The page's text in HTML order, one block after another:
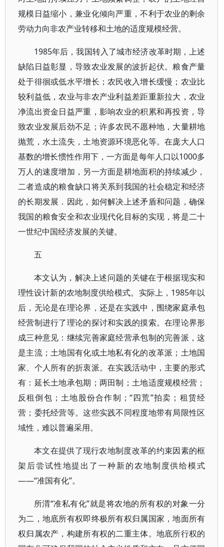
规模日益缩小，兼业化倾向严重，不利于农业的剩余
劳动力向非农产业转移和土地的适度规模经营。
1985年后，我国转入了城市经济改革时期，上述
缺陷日益彰显，导致农业发展的波折起伏。粮食产量
处于徘徊或低水平增长；农民收入增长缓慢；农业比
较利益低，农业与非农产业利益差距重新拉大，农业
净流出资金日益严重，影响农业的积累和再投资，导
致农业发展后劲不足；许多农民不愿种地，大量耕地
抛荒，水土流失，土地资源环境恶化等。在庞大人口
基数的增长惯性作用下，一方面是每年人口以1000多
万人的速度增加，另一方面是耕地面积的持续减少，
二者造成的粮食缺口将关系到我国的社会稳定和经济
的长期发展．因此，如何解决上述矛盾和问题，确保
我国的粮食安全和农业现代化目标的实现，将是二十
一世纪中国经济发展的关键。
五
本文认为，解决上述问题的关键在于根据现实和
理性设计新的农地制度供给模式。实际上，1985年以
后，无论是在理论界，还是在实践中，围绕家庭承包
经营制进行了理论的探讨和实践的摸索。在理论界形
成三种意见：继续完善家庭经营承包制的完善派，这
是主流；土地国有化或土地私有化的改革派；土地国
家、个人所有的折衷派。在实践活动中，主要的形式
有：延长土地承包期；两田制；土地适度规模经营；
反租倒包；土地股份合作制；“四荒”拍卖；租赁经
营；委托经营等。这些实践不同程度地带有局限性区
域性，难以普遍采用。
本文在提供了现行农地制度改革的约束因素的框
架后尝试性地提出了一种新的农地制度供给模式
——“准国有化”。
所渭“准私有化”就是将农地的所有权的对象一分
为二，地底所有权即终极所有权归属国家，地面所有
权归属农产，构建所有权的二重主体。地底所行权的